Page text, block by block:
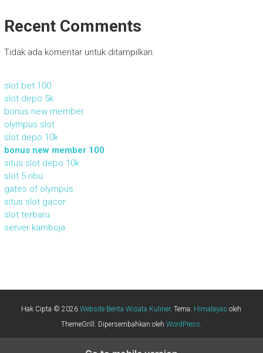
Recent Comments
Tidak ada komentar untuk ditampilkan.
slot bet 100
slot depo 5k
bonus new member
olympus slot
slot depo 10k
bonus new member 100
situs slot depo 10k
slot 5 ribu
gates of olympus
situs slot gacor
slot terbaru
server kamboja
Hak Cipta © 2026Website Berita Wisata Kuliner. Tema: Himalayas oleh
ThemeGrill. Dipersembahkan oleh WordPress.